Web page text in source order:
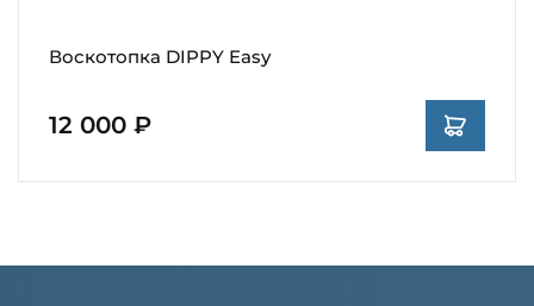
Воскотопка DIPPY Easy
12 000 ₽